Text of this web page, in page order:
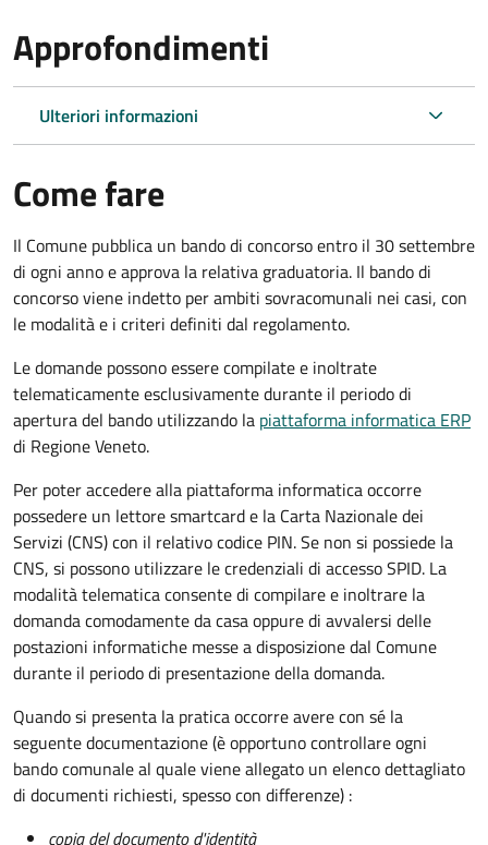
Approfondimenti
Ulteriori informazioni
Come fare
Il Comune pubblica un bando di concorso entro il 30 settembre
di ogni anno e approva la relativa graduatoria. Il bando di
concorso viene indetto per ambiti sovracomunali nei casi, con
le modalità e i criteri definiti dal regolamento.
Le domande possono essere compilate e inoltrate
telematicamente esclusivamente durante il periodo di
apertura del bando utilizzando la piattaforma informatica ERP
di Regione Veneto.
Per poter accedere alla piattaforma informatica occorre
possedere un lettore smartcard e la Carta Nazionale dei
Servizi (CNS) con il relativo codice PIN. Se non si possiede la
CNS, si possono utilizzare le credenziali di accesso SPID. La
modalità telematica consente di compilare e inoltrare la
domanda comodamente da casa oppure di avvalersi delle
postazioni informatiche messe a disposizione dal Comune
durante il periodo di presentazione della domanda.
Quando si presenta la pratica occorre avere con sé la
seguente documentazione (è opportuno controllare ogni
bando comunale al quale viene allegato un elenco dettagliato
di documenti richiesti, spesso con differenze) :
copia del documento d'identità